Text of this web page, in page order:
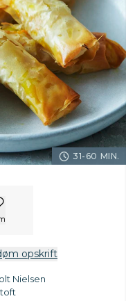
31-60 MIN.
opskrift
Nielsen